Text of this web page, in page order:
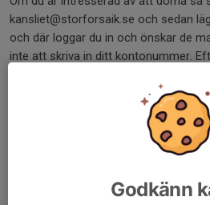
kansliet@storforsaik.se och sedan
och där loggar du in och önskar de
inte att skriva in ditt kontonummer.
Utrustning till våra klubbdomare finns
förvaras domartröjor, visselpipor,
Godkänn